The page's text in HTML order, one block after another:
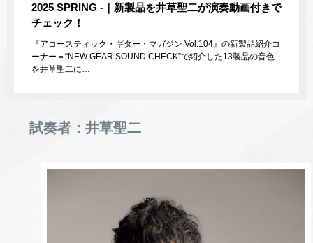
2025 SPRING -｜新製品を井草聖二が演奏動画付きで
チェック！
『アコースティック・ギター・マガジン Vol.104』の新製品紹介コ
ーナー＝“NEW GEAR SOUND CHECK”で紹介した13製品の音色
を井草聖二に…
試奏者：井草聖二